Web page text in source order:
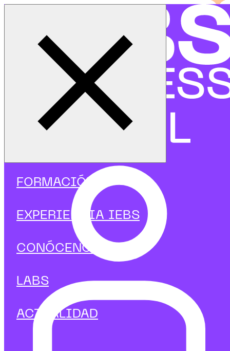
FORMACIÓN
EXPERIENCIA IEBS
CONÓCENOS
LABS
ACTUALIDAD
Inicio
Programas
Programas focalizados
Ciberseguridad
Curso de Arquitectura de Seguridad: Productos y
Curso de Arquitectura de
Seguridad: Productos y Servicios
Diseña sistemas digitales seguros y resilientes
desde su origen